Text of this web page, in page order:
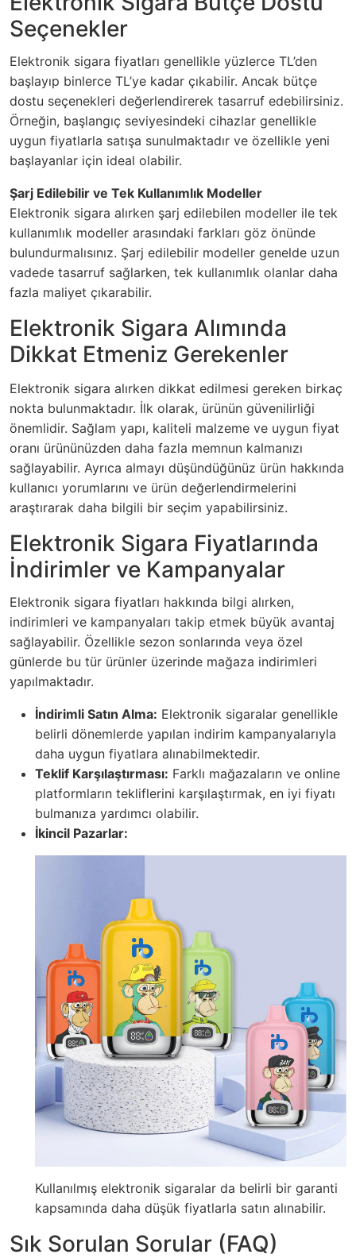
Seçenekler
Elektronik sigara fiyatları genellikle yüzlerce TL’den
başlayıp binlerce TL’ye kadar çıkabilir. Ancak bütçe
dostu seçenekleri değerlendirerek tasarruf edebilirsiniz.
Örneğin, başlangıç seviyesindeki cihazlar genellikle
uygun fiyatlarla satışa sunulmaktadır ve özellikle yeni
başlayanlar için ideal olabilir.
Şarj Edilebilir ve Tek Kullanımlık Modeller
Elektronik sigara alırken şarj edilebilen modeller ile tek
kullanımlık modeller arasındaki farkları göz önünde
bulundurmalısınız. Şarj edilebilir modeller genelde uzun
vadede tasarruf sağlarken, tek kullanımlık olanlar daha
fazla maliyet çıkarabilir.
Elektronik Sigara Alımında
Dikkat Etmeniz Gerekenler
Elektronik sigara alırken dikkat edilmesi gereken birkaç
nokta bulunmaktadır. İlk olarak, ürünün güvenilirliği
önemlidir. Sağlam yapı, kaliteli malzeme ve uygun fiyat
oranı ürününüzden daha fazla memnun kalmanızı
sağlayabilir. Ayrıca almayı düşündüğünüz ürün hakkında
kullanıcı yorumlarını ve ürün değerlendirmelerini
araştırarak daha bilgili bir seçim yapabilirsiniz.
Elektronik Sigara Fiyatlarında
İndirimler ve Kampanyalar
Elektronik sigara fiyatları hakkında bilgi alırken,
indirimleri ve kampanyaları takip etmek büyük avantaj
sağlayabilir. Özellikle sezon sonlarında veya özel
günlerde bu tür ürünler üzerinde mağaza indirimleri
yapılmaktadır.
İndirimli Satın Alma: Elektronik sigaralar genellikle
belirli dönemlerde yapılan indirim kampanyalarıyla
daha uygun fiyatlara alınabilmektedir.
Teklif Karşılaştırması: Farklı mağazaların ve online
platformların tekliflerini karşılaştırmak, en iyi fiyatı
bulmanıza yardımcı olabilir.
İkincil Pazarlar:
Kullanılmış elektronik sigaralar da belirli bir garanti
kapsamında daha düşük fiyatlarla satın alınabilir.
Sık Sorulan Sorular (FAQ)